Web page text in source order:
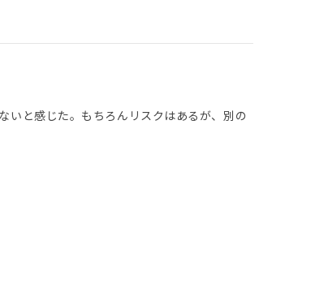
いと感じた。もちろんリスクはあるが、別の